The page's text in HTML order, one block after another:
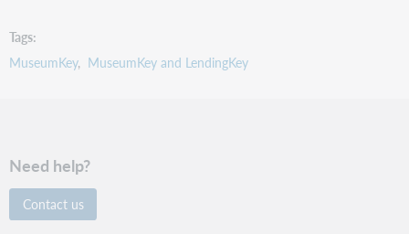
Tags
MuseumKey MuseumKey and LendingKey
Need help?
Contact us